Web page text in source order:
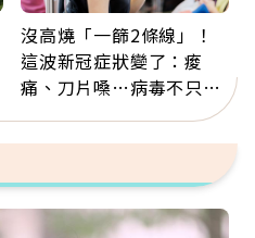
沒高燒「一篩2條線」！
這波新冠症狀變了：痠
痛、刀片嗓…病毒不只攻
肺，三高族恐引發全身血
管發炎